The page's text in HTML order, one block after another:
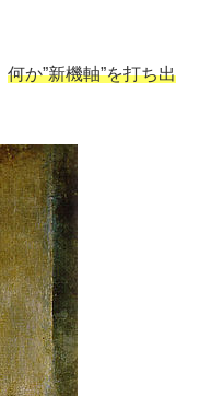
何か”新機軸”を打ち出